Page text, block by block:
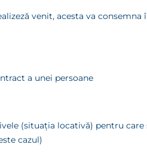
venit, acesta va
a unei persoane
(situaţia locativă) pentru
cazul)